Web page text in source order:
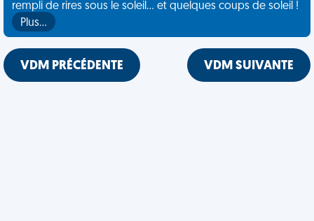
rempli de rires sous le soleil... et quelques coups de soleil !
Plus…
VDM PRÉCÉDENTE VDM SUIVANTE